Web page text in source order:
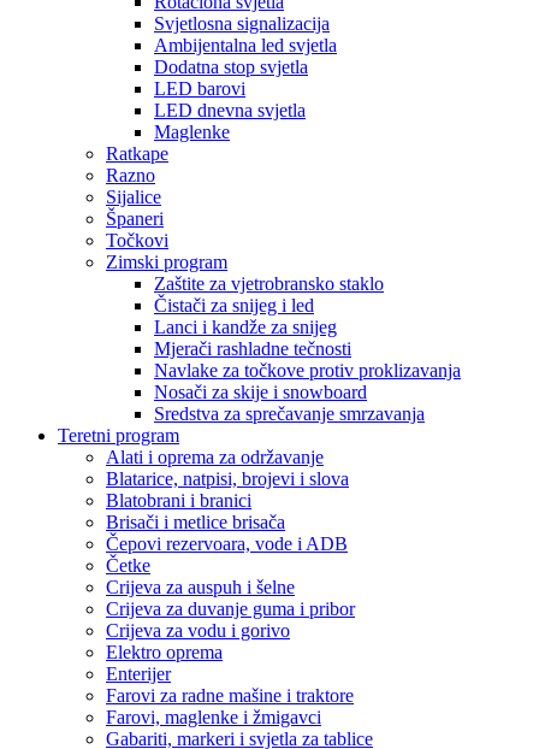
Svjetlosna signalizacija
Ambijentalna led svjetla
Dodatna stop svjetla
LED barovi
LED dnevna svjetla
Maglenke
Ratkape
Razno
Sijalice
Španeri
Točkovi
Zimski program
Zaštite za vjetrobransko staklo
Čistači za snijeg i led
Lanci i kandže za snijeg
Mjerači rashladne tečnosti
Navlake za točkove protiv proklizavanja
Nosači za skije i snowboard
Sredstva za sprečavanje smrzavanja
Teretni program
Alati i oprema za održavanje
Blatarice, natpisi, brojevi i slova
Blatobrani i branici
Brisači i metlice brisača
Čepovi rezervoara, vode i ADB
Četke
Crijeva za auspuh i šelne
Crijeva za duvanje guma i pribor
Crijeva za vodu i gorivo
Elektro oprema
Enterijer
Farovi za radne mašine i traktore
Farovi, maglenke i žmigavci
Gabariti, markeri i svjetla za tablice